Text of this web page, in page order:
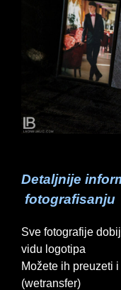
Detaljnije
fotografisanju
Sve fotografije
vidu logotipa
Možete ih preuzeti
(wetransfer)